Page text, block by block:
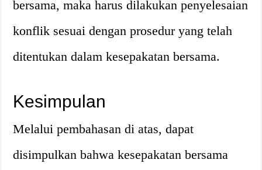
bersama, maka harus dilakukan penyelesaian
konflik sesuai dengan prosedur yang telah
ditentukan dalam kesepakatan bersama.
Kesimpulan
Melalui pembahasan di atas, dapat
disimpulkan bahwa kesepakatan bersama